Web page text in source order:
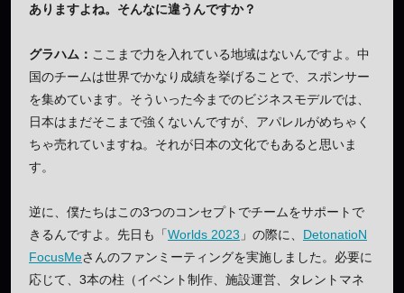
ありますよね。そんなに違うんですか？
グラハム： ここまで力を入れている地域はないんですよ。中
国のチームは世界でかなり成績を挙げることで、スポンサー
を集めています。そういった今までのビジネスモデルでは、
日本はまだそこまで強くないんですが、アパレルがめちゃく
ちゃ売れていますね。それが日本の文化でもあると思いま
す。
逆に、僕たちはこの3つのコンセプトでチームをサポートで
きるんですよ。先日も「Worlds 2023 」の際に、 DetonatioN
FocusMeさんのファンミーティングを実施しました。必要に
応じて、3本の柱（イベント制作、施設運営、タレントマネ